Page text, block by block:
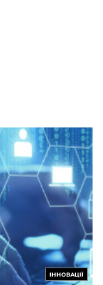
ІННОВАЦІЇ